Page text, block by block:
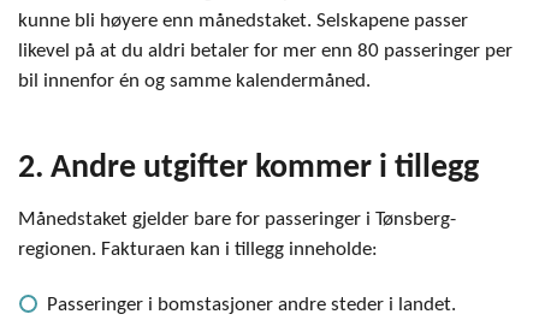
kunne bli høyere enn månedstaket. Selskapene passer
likevel på at du aldri betaler for mer enn 80 passeringer per
bil innenfor én og samme kalendermåned.
2. Andre utgifter kommer i tillegg
Månedstaket gjelder bare for passeringer i Tønsberg-
regionen. Fakturaen kan i tillegg inneholde:
Passeringer i bomstasjoner andre steder i landet.